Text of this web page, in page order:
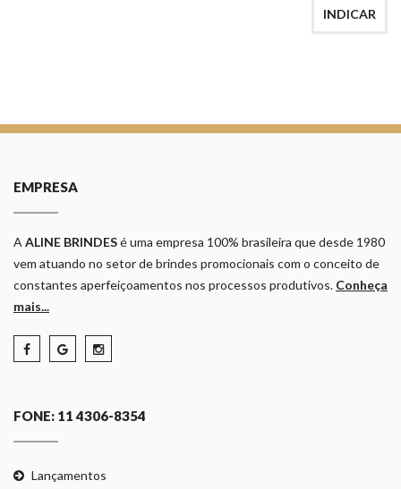
INDICAR
EMPRESA
A ALINE BRINDESé uma empresa 100% brasileira que desde 1980
vem atuando no setor de brindes promocionais com o conceito de
constantes aperfeiçoamentos nos processos produtivos. Conheça
mais...
FONE: 11 4306-8354
Lançamentos